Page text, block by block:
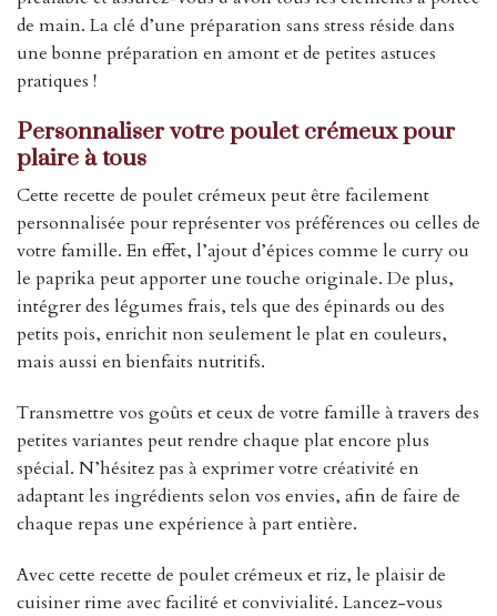
de main. La clé d’une préparation sans stress réside dans
une bonne préparation en amont et de petites astuces
pratiques !
Personnaliser votre poulet crémeux pour
plaire à tous
Cette recette de poulet crémeux peut être facilement
personnalisée pour représenter vos préférences ou celles de
votre famille. En effet, l’ajout d’épices comme le curry ou
le paprika peut apporter une touche originale. De plus,
intégrer des légumes frais, tels que des épinards ou des
petits pois, enrichit non seulement le plat en couleurs,
mais aussi en bienfaits nutritifs.
Transmettre vos goûts et ceux de votre famille à travers des
petites variantes peut rendre chaque plat encore plus
spécial. N’hésitez pas à exprimer votre créativité en
adaptant les ingrédients selon vos envies, afin de faire de
chaque repas une expérience à part entière.
Avec cette recette de poulet crémeux et riz, le plaisir de
cuisiner rime avec facilité et convivialité. Lancez-vous